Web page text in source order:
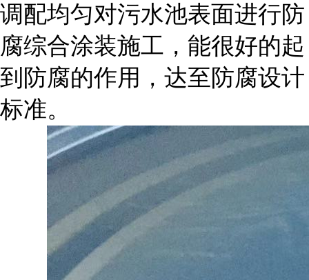
调配均匀对污水池表面进行防
腐综合涂装施工，能很好的起
到防腐的作用，达至防腐设计
标准。